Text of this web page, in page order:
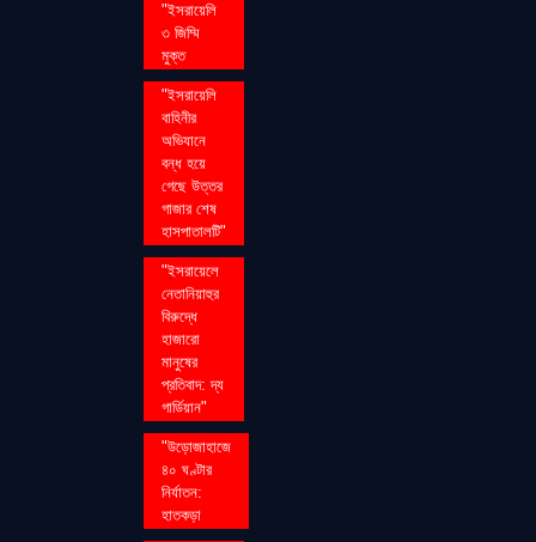
"ইসরায়েলি
৩ জিম্মি
মুক্ত
"ইসরায়েলি
বাহিনীর
অভিযানে
বন্ধ হয়ে
গেছে উত্তর
গাজার শেষ
হাসপাতালটি"
"ইসরায়েলে
নেতানিয়াহুর
বিরুদ্ধে
হাজারো
মানুষের
প্রতিবাদ: দ্য
গার্ডিয়ান"
"উড়োজাহাজে
৪০ ঘণ্টার
নির্যাতন:
হাতকড়া